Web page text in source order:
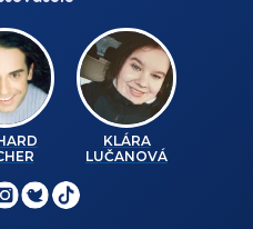
KLÁRA
LUČANOVÁ